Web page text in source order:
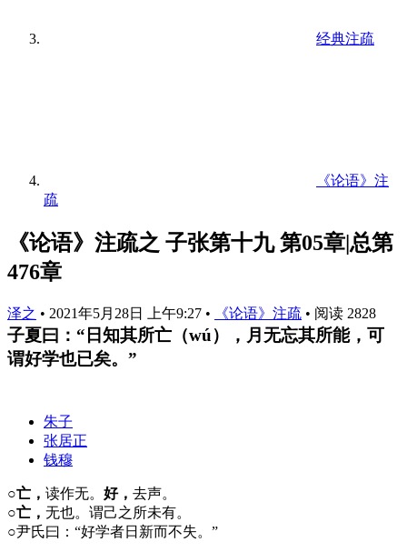
经典注疏
《论语》注
疏
《论语》注疏之 子张第十九 第05章|总第
476章
泽之 • 2021年5月28日 上午9:27 • 《论语》注疏 • 阅读 2828
子夏曰：“日知其所亡（wú），月无忘其所能，可
谓好学也已矣。”
朱子
张居正
钱穆
○亡， 读作无。 好， 去声。
○亡， 无也。谓己之所未有。
○尹氏曰：“好学者日新而不失。”